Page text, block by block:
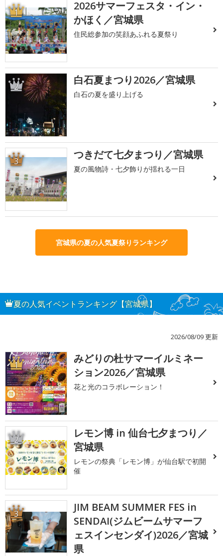
1
2026サマーフェスタ・イン・
かほく／宮城県
住民総参加の笑顔あふれる夏祭り
2 白石夏まつり2026／宮城県
白石の夏を盛り上げる
3 つきだて七夕まつり／宮城県
夏の風物詩・七夕飾りが揺れる一日
宮城県の夏の人気夏祭りランキング
夏の人気イベントランキング【宮城県】
2026/08/09 更新
1
みどりの杜サマーイルミネー
ション2026／宮城県
花と光のコラボレーション！
2
レモン博 in 仙台七夕まつり／
宮城県
レモンの祭典「レモン博」が仙台駅で初開
催
3
JIM BEAM SUMMER FES in
SENDAI(ジムビームサマーフ
ェスインセンダイ)2026／宮城
県